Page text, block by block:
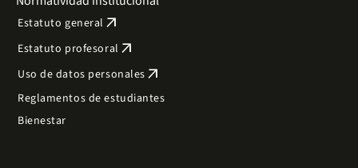
Estatuto general arrow_outward
Estatuto profesoral arrow_outward
Uso de datos personales arrow_outward
Reglamentos de estudiantes
Bienestar